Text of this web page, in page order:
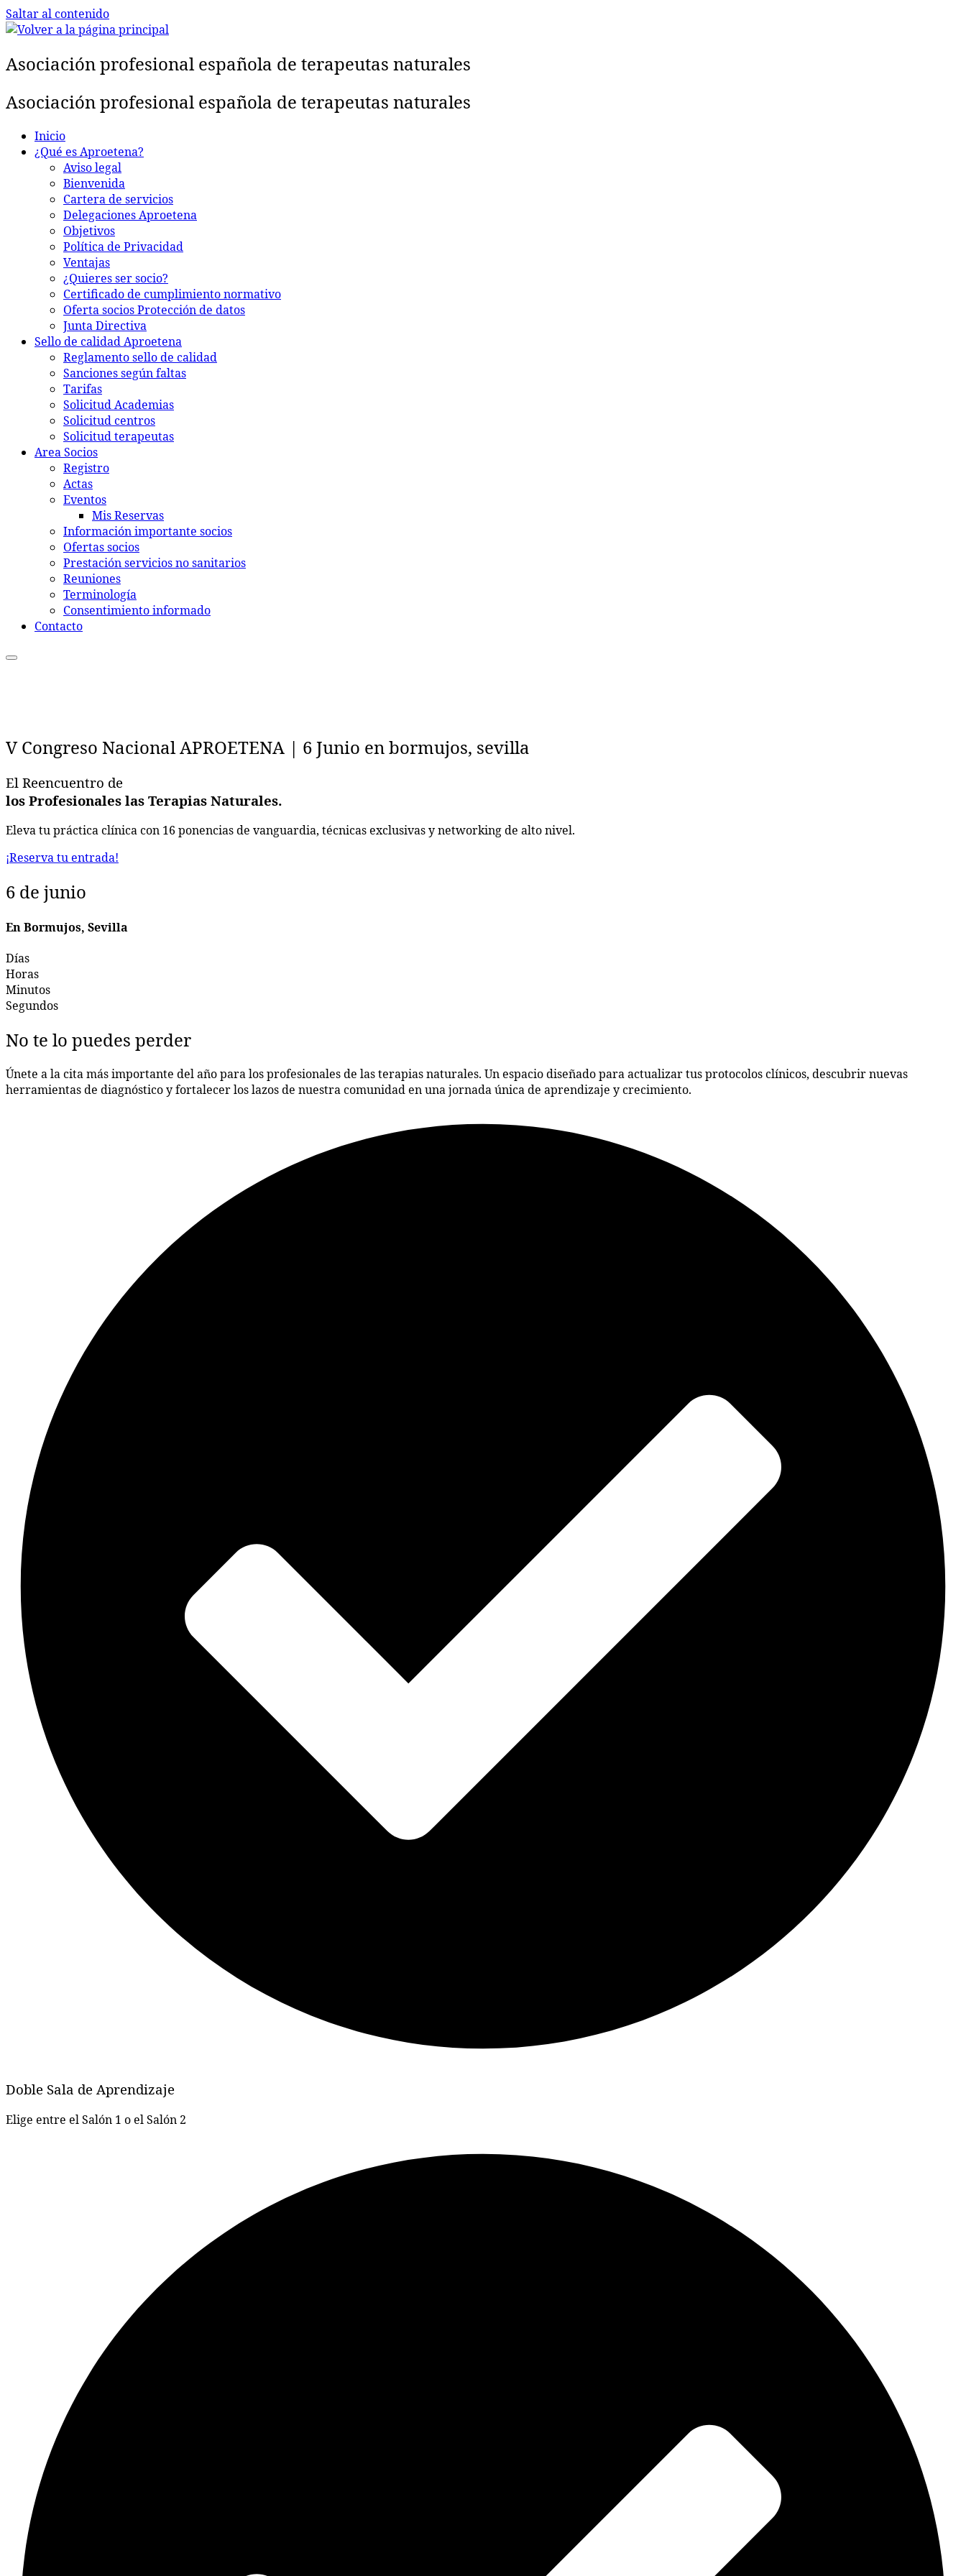
Saltar al contenido
Asociación profesional española de terapeutas naturales
Asociación profesional española de terapeutas naturales
Inicio
¿Qué es Aproetena?
Aviso legal
Bienvenida
Cartera de servicios
Delegaciones Aproetena
Objetivos
Política de Privacidad
Ventajas
¿Quieres ser socio?
Certificado de cumplimiento normativo
Oferta socios Protección de datos
Junta Directiva
Sello de calidad Aproetena
Reglamento sello de calidad
Sanciones según faltas
Tarifas
Solicitud Academias
Solicitud centros
Solicitud terapeutas
Area Socios
Registro
Actas
Eventos
Mis Reservas
Información importante socios
Ofertas socios
Prestación servicios no sanitarios
Reuniones
Terminología
Consentimiento informado
Contacto
V Congreso Nacional APROETENA | 6 Junio en bormujos, sevilla
El Reencuentro de
los Profesionales las Terapias Naturales.
Eleva tu práctica clínica con 16 ponencias de vanguardia, técnicas exclusivas y networking de alto nivel.
¡Reserva tu entrada!
6 de junio
En Bormujos, Sevilla
Días
Horas
Minutos
Segundos
No te lo puedes perder
Únete a la cita más importante del año para los profesionales de las terapias naturales. Un espacio diseñado para actualizar tus protocolos clínicos, descubrir nuevas
herramientas de diagnóstico y fortalecer los lazos de nuestra comunidad en una jornada única de aprendizaje y crecimiento.
Doble Sala de Aprendizaje
Elige entre el Salón 1 o el Salón 2